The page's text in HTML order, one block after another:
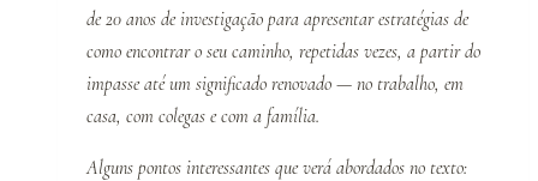
de 20 anos de investigação para apresentar estratégias de
como encontrar o seu caminho, repetidas vezes, a partir do
impasse até um significado renovado — no trabalho, em
casa, com colegas e com a família.
Alguns pontos interessantes que verá abordados no texto: